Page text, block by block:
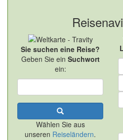
Sie suchen eine Reise?
Geben Sie ein Suchwort
ein:
Wählen Sie aus
unseren Reiseländern.